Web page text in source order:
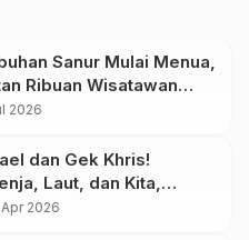
Sanur Mulai Menua,
Ribuan Wisatawan
2026
dan Gek Khris!
Laut, dan Kita,
di D’Arya Sea View
2026